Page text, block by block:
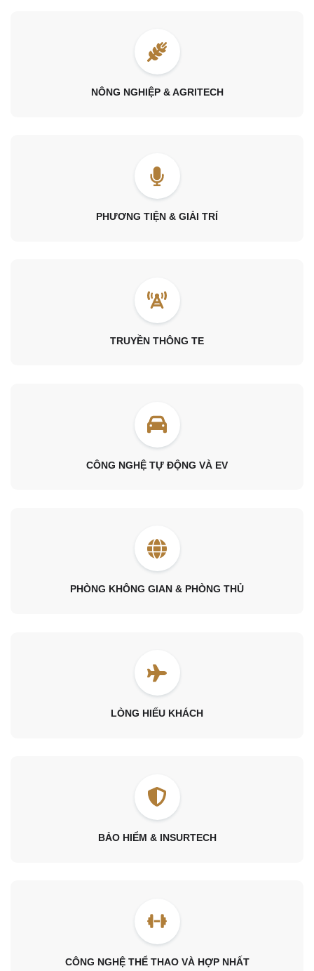
NÔNG NGHIỆP & AGRITECH
PHƯƠNG TIỆN & GIẢI TRÍ
TRUYỀN THÔNG TE
CÔNG NGHỆ TỰ ĐỘNG VÀ EV
PHÒNG KHÔNG GIAN & PHÒNG THỦ
LÒNG HIẾU KHÁCH
BẢO HIỂM & INSURTECH
CÔNG NGHỆ THỂ THAO VÀ HỢP NHẤT